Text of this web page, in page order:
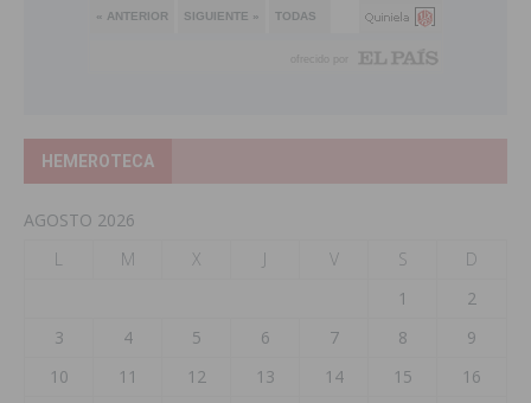
HEMEROTECA
AGOSTO 2026
L
M X J V S
D
1
2
3
4 5 6 7 8
9
10
11 12 13 14 15
16